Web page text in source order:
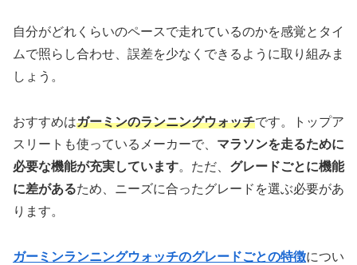
自分がどれくらいのペースで走れているのかを感覚とタイ
ムで照らし合わせ、誤差を少なくできるように取り組みま
しょう。
おすすめはガーミンのランニングウォッチです。トップア
スリートも使っているメーカーで、 マラソンを走るために
必要な機能が充実しています。ただ、 グレードごとに機能
に差があるため、ニーズに合ったグレードを選ぶ必要があ
ります。
ガーミンランニングウォッチのグレードごとの特徴につい